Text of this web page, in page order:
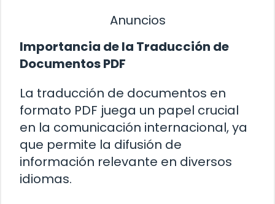
Anuncios
Importancia de la Traducción de
Documentos PDF
La traducción de documentos en
formato PDF juega un papel crucial
en la comunicación internacional, ya
que permite la difusión de
información relevante en diversos
idiomas.